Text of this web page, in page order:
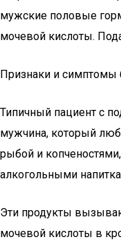
мужские половые
мочевой кислоты.
Признаки и симптомы
Типичный пациент с
мужчина, который
рыбой и
алкогольными
Эти продукты
мочевой кислоты в